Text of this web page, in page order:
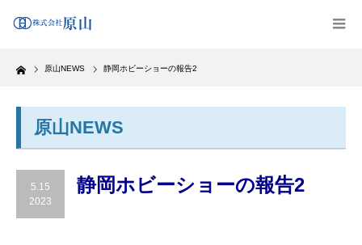
Home 原山NEWS 静岡ホビーショーの報告2
原山NEWS
5.15
2023
静岡ホビーショーの報告2